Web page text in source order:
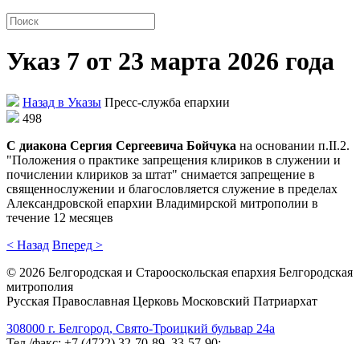
Указ 7 от 23 марта 2026 года
Назад в Указы Пресс-служба епархии
498
С диакона Сергия Сергеевича Бойчука на основании п.II.2.
"Положения о практике запрещения клириков в служении и
почислении клириков за штат" снимается запрещение в
священнослужении и благословляется служение в пределах
Александровской епархии Владимирской митрополии в
течение 12 месяцев
< Назад Вперед >
© 2026 Белгородская и Старооскольская епархия Белгородская
митрополия
Русская Православная Церковь Московский Патриархат
308000 г. Белгород, Свято-Троицкий бульвар 24а